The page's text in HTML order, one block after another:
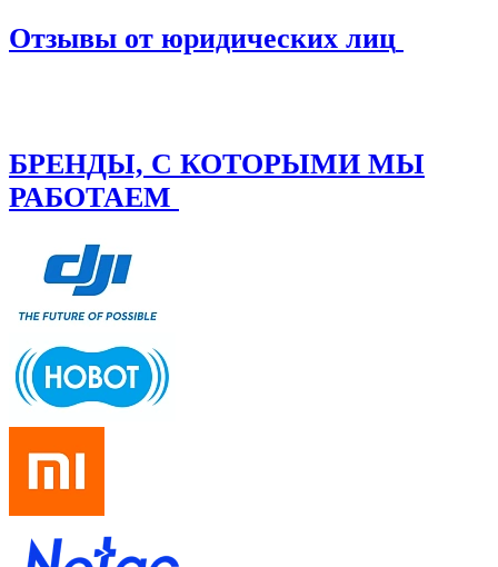
Отзывы от юридических лиц
БРЕНДЫ, С КОТОРЫМИ МЫ
РАБОТАЕМ